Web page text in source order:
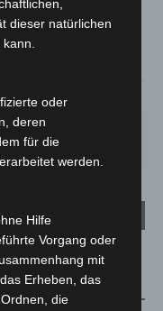
19.6°
56%
MO.
31°
dieser natürlichen
kann.
oder
deren
für die
werden.
Hilfe
Vorgang oder
mit
Erheben, das
die